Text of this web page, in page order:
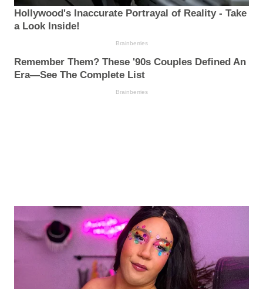
Hollywood's Inaccurate Portrayal of Reality - Take
a Look Inside!
Brainberries
Remember Them? These '90s Couples Defined An
Era—See The Complete List
Brainberries